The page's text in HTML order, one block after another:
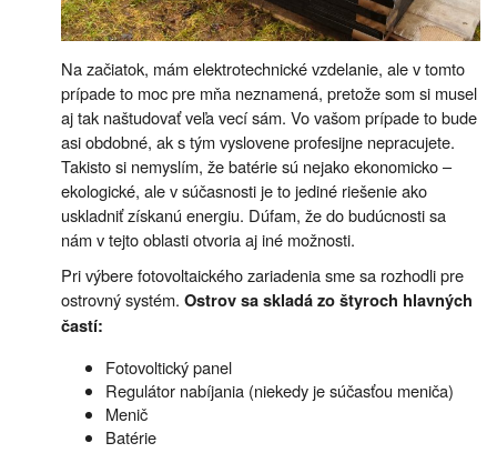
Na začiatok, mám elektrotechnické vzdelanie, ale v tomto
prípade to moc pre mňa neznamená, pretože som si musel
aj tak naštudovať veľa vecí sám. Vo vašom prípade to bude
asi obdobné, ak s tým vyslovene profesijne nepracujete.
Takisto si nemyslím, že batérie sú nejako ekonomicko –
ekologické, ale v súčasnosti je to jediné riešenie ako
uskladniť získanú energiu. Dúfam, že do budúcnosti sa
nám v tejto oblasti otvoria aj iné možnosti.
Pri výbere fotovoltaického zariadenia sme sa rozhodli pre
ostrovný systém. Ostrov sa skladá zo štyroch hlavných
častí:
Fotovoltický panel
Regulátor nabíjania (niekedy je súčasťou meniča)
Menič
Batérie